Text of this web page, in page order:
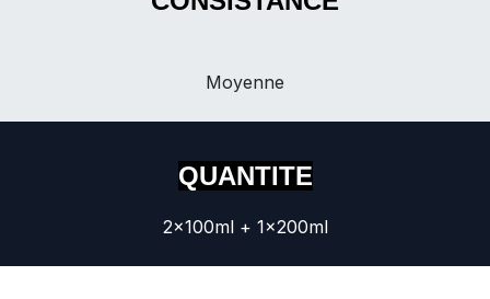
Moyenne
QUANTITE
2x100ml + 1x200ml